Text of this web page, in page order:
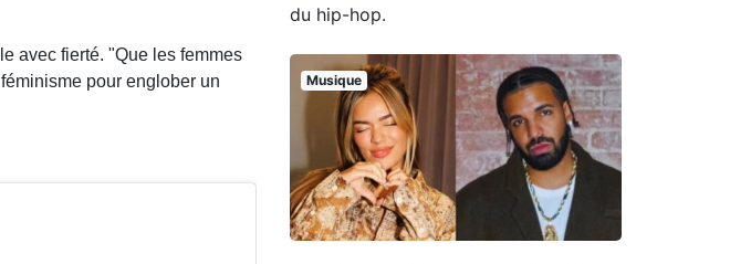
avec fierté. "Que les femmes
pour englober un
du hip-hop.
Musique